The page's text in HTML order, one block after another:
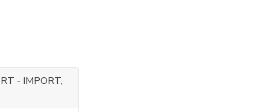
- IMPORT,